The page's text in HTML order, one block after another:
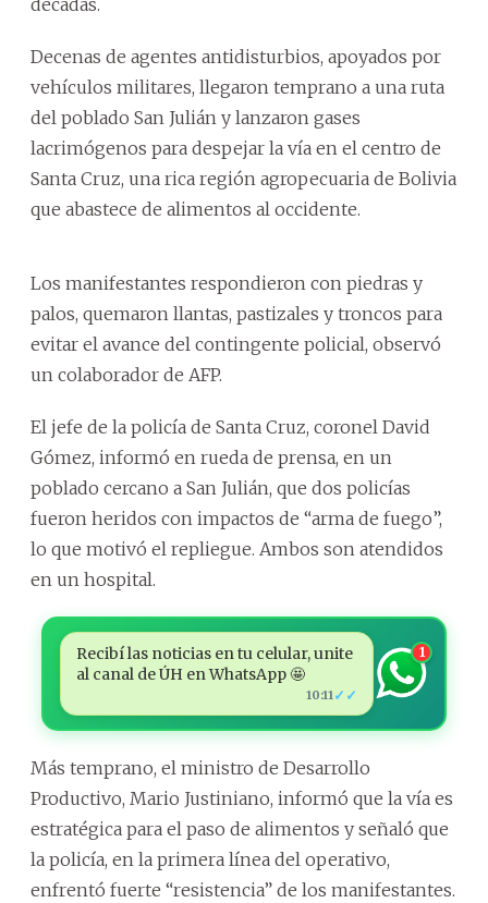
Decenas de agentes antidisturbios, apoyados por
vehículos militares, llegaron temprano a una ruta
del poblado San Julián y lanzaron gases
lacrimógenos para despejar la vía en el centro de
Santa Cruz, una rica región agropecuaria de Bolivia
que abastece de alimentos al occidente.
Los manifestantes respondieron con piedras y
palos, quemaron llantas, pastizales y troncos para
evitar el avance del contingente policial, observó
un colaborador de AFP.
El jefe de la policía de Santa Cruz, coronel David
Gómez, informó en rueda de prensa, en un
poblado cercano a San Julián, que dos policías
fueron heridos con impactos de “arma de fuego”,
lo que motivó el repliegue. Ambos son atendidos
en un hospital.
Recibí las noticias en tu celular, unite
al canal de ÚH en WhatsApp 🤩
10:11 ✓✓
1
Más temprano, el ministro de Desarrollo
Productivo, Mario Justiniano, informó que la vía es
estratégica para el paso de alimentos y señaló que
la policía, en la primera línea del operativo,
enfrentó fuerte “resistencia” de los manifestantes.